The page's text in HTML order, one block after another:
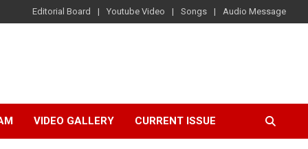
Editorial Board Youtube Video Songs Audio Message
VIDEO GALLERY CURRENT ISSUE